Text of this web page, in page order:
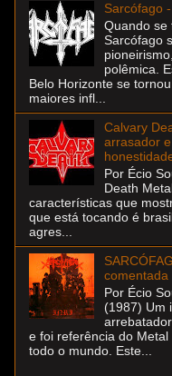
Sarcófago
Quando se
Sarcófago
polêmica.
Belo Horizonte se
maiores infl...
Calvary
arrasador
Por Écio
Death
características que
que está tocando é
agres...
comentada
Por Écio
(1987) Um
e foi referência do Metal
todo o mundo. Este...